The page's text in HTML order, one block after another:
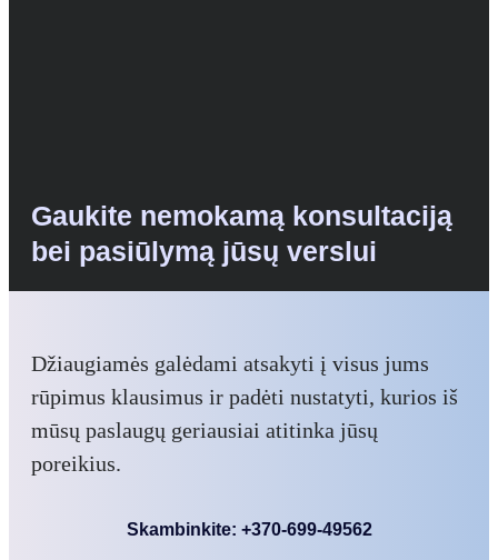
Gaukite nemokamą konsultaciją
bei pasiūlymą jūsų verslui
Džiaugiamės galėdami atsakyti į visus jums
rūpimus klausimus ir padėti nustatyti, kurios iš
mūsų paslaugų geriausiai atitinka jūsų
poreikius.
Skambinkite: +370-699-49562